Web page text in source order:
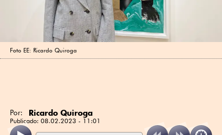
Foto EE: Ricardo Quiroga
Por: Ricardo Quiroga
Publicado: 08.02.2023 - 11:01